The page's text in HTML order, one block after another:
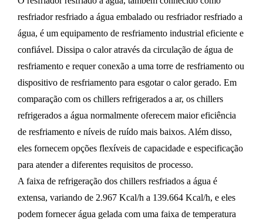
resfriador resfriado a água embalado ou resfriador resfriado a
água, é um equipamento de resfriamento industrial eficiente e
confiável. Dissipa o calor através da circulação de água de
resfriamento e requer conexão a uma torre de resfriamento ou
dispositivo de resfriamento para esgotar o calor gerado. Em
comparação com os chillers refrigerados a ar, os chillers
refrigerados a água normalmente oferecem maior eficiência
de resfriamento e níveis de ruído mais baixos. Além disso,
eles fornecem opções flexíveis de capacidade e especificação
para atender a diferentes requisitos de processo.
A faixa de refrigeração dos chillers resfriados a água é
extensa, variando de 2.967 Kcal/h a 139.664 Kcal/h, e eles
podem fornecer água gelada com uma faixa de temperatura